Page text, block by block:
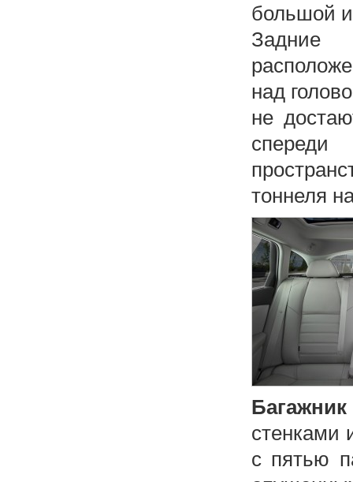
большой
Задние
над
не
тоннеля
Багажник
стенками
с пятью